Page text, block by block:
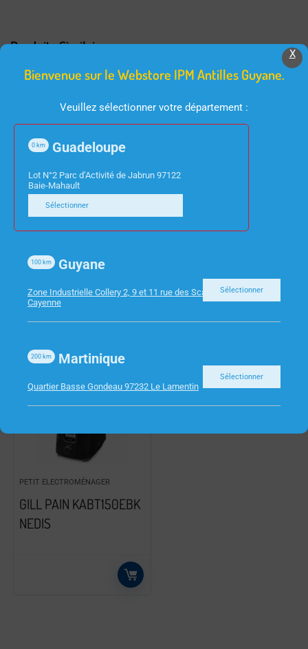
Produits Similaires
PETIT ELECTROMÉNAGER
PETIT ELECTROMÉNAGER
GILL PAIN KABT150EBK
NEDIS
X
Bienvenue sur le Webstore IPM Antilles Guyane.
Veuillez sélectionner votre département :
Guadeloupe
0 km
Lot N°2 Parc d’Activité de Jabrun 97122
Baie-Mahault
Sélectionner
Guyane
100 km
Zone Industrielle Collery 2, 9 et 11 rue des Scarabees 97300
Cayenne
Sélectionner
Martinique
200 km
Quartier Basse Gondeau 97232 Le Lamentin
Sélectionner